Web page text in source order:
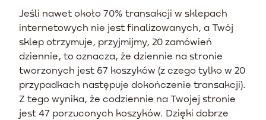
Jeśli nawet około 70% transakcji w sklepach
internetowych nie jest finalizowanych, a Twój
sklep otrzymuje, przyjmijmy, 20 zamówień
dziennie, to oznacza, że dziennie na stronie
tworzonych jest 67 koszyków (z czego tylko w 20
przypadkach następuje dokończenie transakcji).
Z tego wynika, że codziennie na Twojej stronie
jest 47 porzuconych koszyków. Dzięki dobrze